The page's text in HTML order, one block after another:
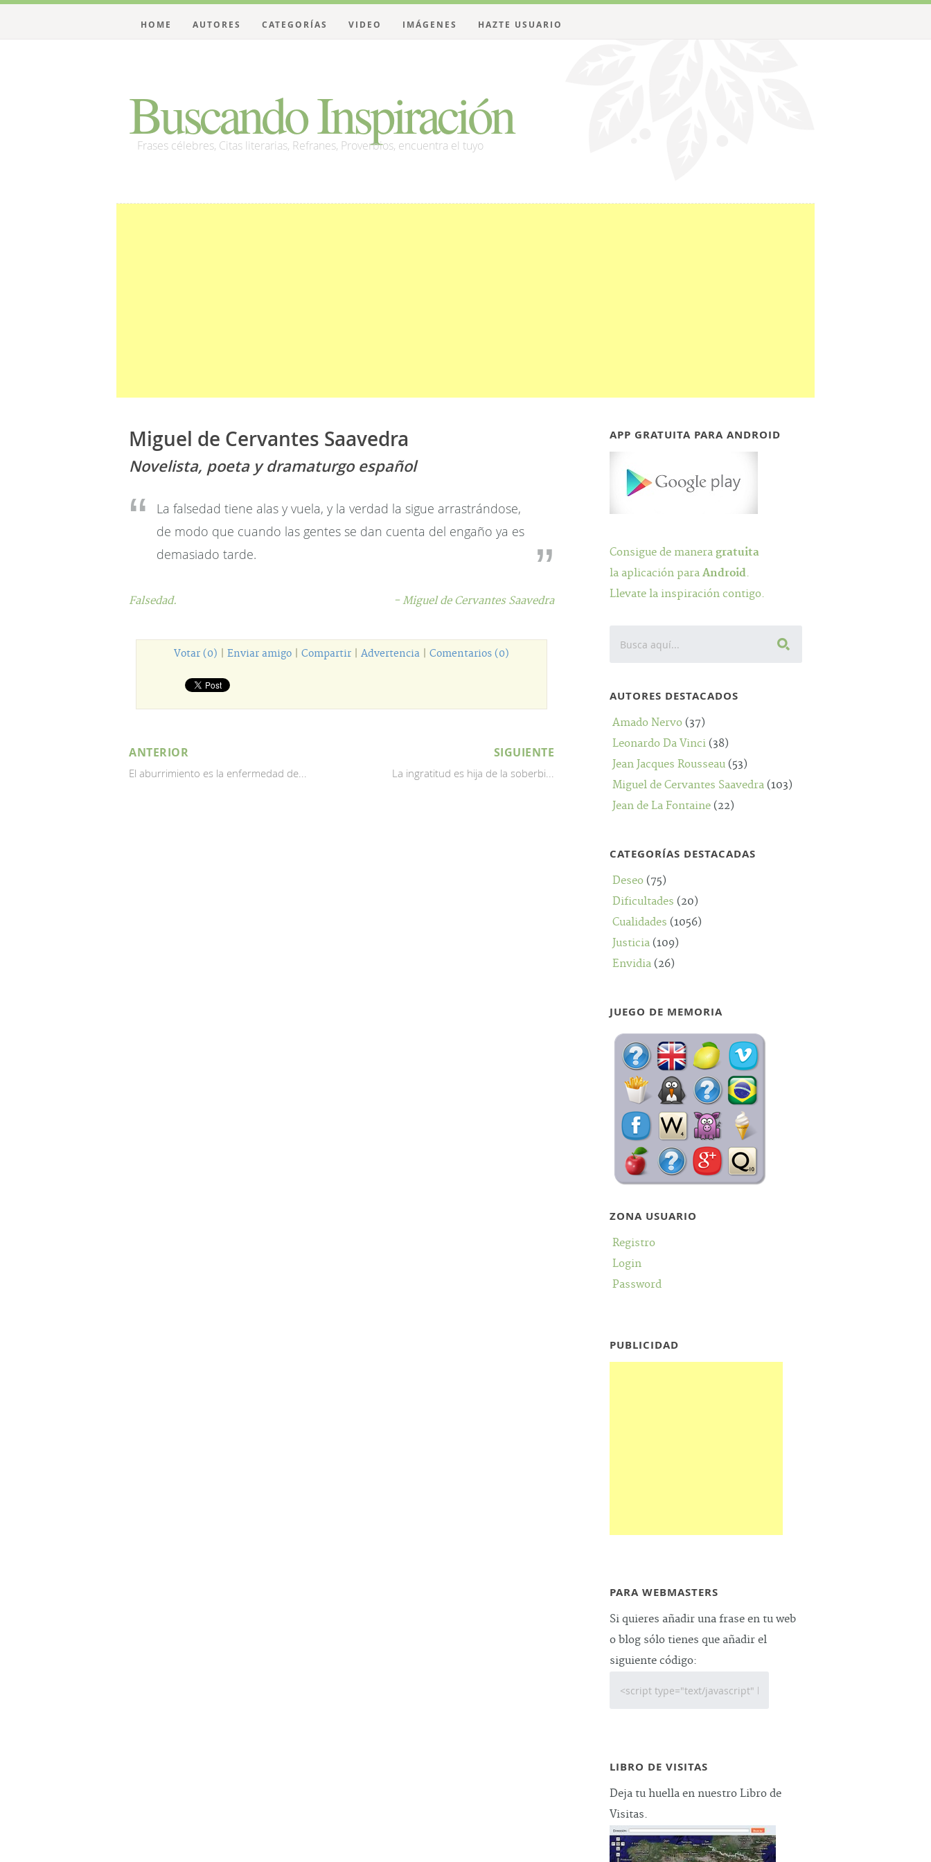
Buscando Inspiración
Frases célebres, Citas literarias, Refranes, Proverbios, encuentra el tuyo
HOME AUTORES CATEGORÍAS VIDEO IMÁGENES HAZTE USUARIO
Miguel de Cervantes Saavedra
Novelista, poeta y dramaturgo español
La falsedad tiene alas y vuela, y la verdad la sigue arrastrándose,
de modo que cuando las gentes se dan cuenta del engaño ya es
demasiado tarde.
Falsedad. - Miguel de Cervantes Saavedra
Votar (0) Enviar amigo Compartir Advertencia Comentarios (0)
ANTERIOR
El aburrimiento es la enfermedad de...
SIGUIENTE
La ingratitud es hija de la soberbi...
APP GRATUITA PARA ANDROID
Consigue de maneragratuita
la aplicación paraAndroid.
Llevate la inspiración contigo.
AUTORES DESTACADOS
Amado Nervo (37)
Leonardo Da Vinci (38)
Jean Jacques Rousseau (53)
Miguel de Cervantes Saavedra (103)
Jean de La Fontaine (22)
CATEGORÍAS DESTACADAS
Deseo (75)
Dificultades (20)
Cualidades (1056)
Justicia (109)
Envidia (26)
JUEGO DE MEMORIA
ZONA USUARIO
Registro
Login
Password
PUBLICIDAD
PARA WEBMASTERS
Si quieres añadir una frase en tu web
o blog sólo tienes que añadir el
siguiente código:
LIBRO DE VISITAS
Deja tu huella en nuestro Libro de
Visitas.